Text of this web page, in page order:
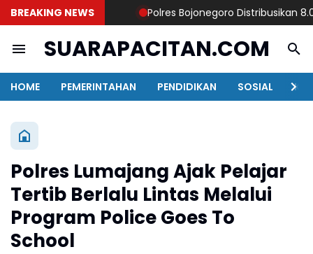
BREAKING NEWS Polres Bojonegoro Distribusikan
SUARAPACITAN.COM
HOME PEMERINTAHAN PENDIDIKAN SOSIAL
Polres Lumajang Ajak Pelajar
Tertib Berlalu Lintas Melalui
Program Police Goes To
School